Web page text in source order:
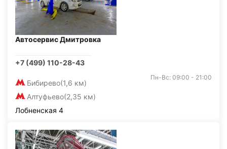
Автосервис Дмитровка
+7 (499) 110-28-43
Бибирево(1,6 км)
Алтуфьево(2,35 км)
Пн-Вс: 09:00 - 21:00
Лобненская 4